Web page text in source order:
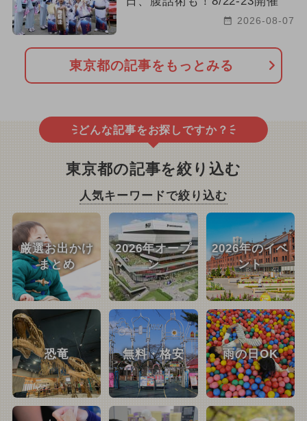
2026-08-07
東京都の記事をもっとみる
どんな記事をお探しですか？
東京都の記事を絞り込む
人気キーワードで絞り込む
厳選お出かけ
まとめ
2026年オープ
ン
2026年のイベ
ント
恐竜 無料・格安 雨の日OK